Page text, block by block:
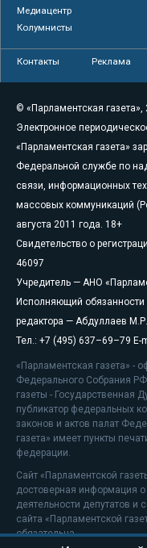
Медиацентр
Колумнисты
Контакты Реклама
© «Парламентская газета»,
Электронное
«Парламентская газета»
Федеральной службе по
связи, информационных
массовых коммуникаций
августа 2011 года. 18+
Свидетельство о
46097
Учредитель — АНО
Исполняющий обязанности
редактора — Абдуллаев М.Р.
Тел.: +7 (495) 637–69–79 E-
«Парламентская газета» -
Федерального Собрания
газеты -
публикатор федеральных
законов и актов палат
газета» имеет пункты
федерации.
Сайт «Парламентской
достоверная информация
деятельности депутатов и
сайта «Парламентской
обязательна.